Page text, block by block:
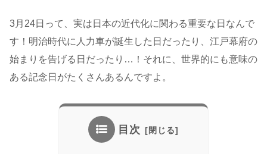
3月24日って、実は日本の近代化に関わる重要な日なんで
す！明治時代に人力車が誕生した日だったり、江戸幕府の
始まりを告げる日だったり…！それに、世界的にも意味の
ある記念日がたくさんあるんですよ。
目次